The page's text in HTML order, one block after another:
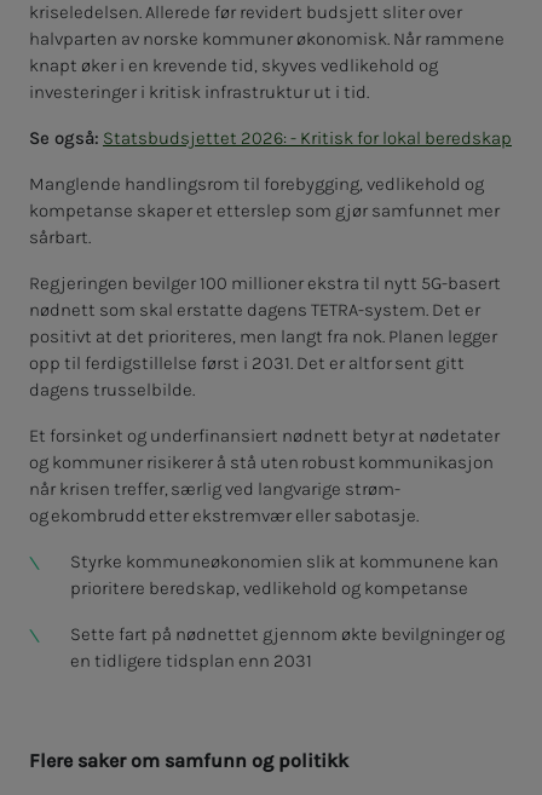
kriseledelsen. Allerede før revidert budsjett sliter over
halvparten av norske kommuner økonomisk. Når rammene
knapt øker i en krevende tid, skyves vedlikehold og
investeringer i kritisk infrastruktur ut i tid.
Se også: Statsbudsjettet 2026: - Kritisk for lokal beredskap
Manglende handlingsrom til forebygging, vedlikehold og
kompetanse skaper et etterslep som gjør samfunnet mer
sårbart.
Regjeringen bevilger 100 millioner ekstra til nytt 5G-basert
nødnett som skal erstatte dagens TETRA-system. Det er
positivt at det prioriteres, men langt fra nok. Planen legger
opp til ferdigstillelse først i 2031. Det er altfor sent gitt
dagens trusselbilde.
Et forsinket og underfinansiert nødnett betyr at nødetater
og kommuner risikerer å stå uten robust kommunikasjon
når krisen treffer, særlig ved langvarige strøm-
og ekombrudd etter ekstremvær eller sabotasje.
Styrke kommuneøkonomien slik at kommunene kan
prioritere beredskap, vedlikehold og kompetanse
Sette fart på nødnettet gjennom økte bevilgninger og
en tidligere tidsplan enn 2031
Fle­­­re sa­­­ker om sam­­­funn og po­­­li­­­tikk